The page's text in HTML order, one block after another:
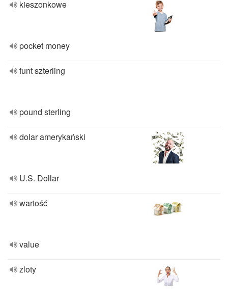
kieszonkowe
pocket money
funt szterling
pound sterling
dolar amerykański
U.S. Dollar
wartość
value
zloty